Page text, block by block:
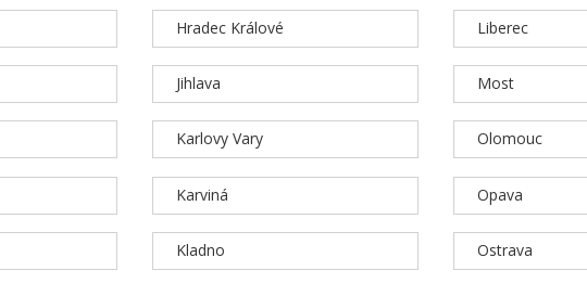
Hradec Králové
Jihlava
Karlovy Vary
Karviná
Kladno
Liberec
Most
Olomouc
Opava
Ostrava